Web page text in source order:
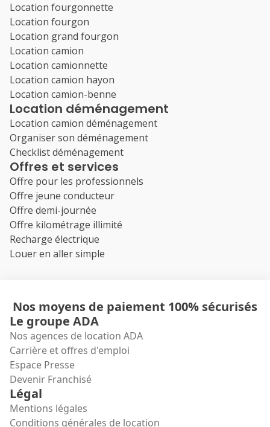
Location fourgonnette
Location fourgon
Location grand fourgon
Location camion
Location camionnette
Location camion hayon
Location camion-benne
Location déménagement
Location camion déménagement
Organiser son déménagement
Checklist déménagement
Offres et services
Offre pour les professionnels
Offre jeune conducteur
Offre demi-journée
Offre kilométrage illimité
Recharge électrique
Louer en aller simple
Nos moyens de paiement 100% sécurisés
Le groupe ADA
Nos agences de location ADA
Carrière et offres d'emploi
Espace Presse
Devenir Franchisé
Légal
Mentions légales
Conditions générales de location